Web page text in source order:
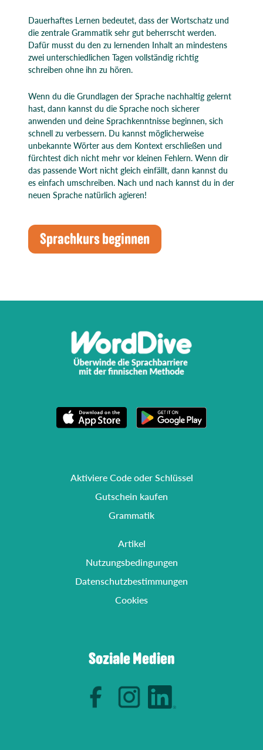
Dauerhaftes Lernen bedeutet, dass der Wortschatz und
die zentrale Grammatik sehr gut beherrscht werden.
Dafür musst du den zu lernenden Inhalt an mindestens
zwei unterschiedlichen Tagen vollständig richtig
schreiben ohne ihn zu hören.
Wenn du die Grundlagen der Sprache nachhaltig gelernt
hast, dann kannst du die Sprache noch sicherer
anwenden und deine Sprachkenntnisse beginnen, sich
schnell zu verbessern. Du kannst möglicherweise
unbekannte Wörter aus dem Kontext erschließen und
fürchtest dich nicht mehr vor kleinen Fehlern. Wenn dir
das passende Wort nicht gleich einfällt, dann kannst du
es einfach umschreiben. Nach und nach kannst du in der
neuen Sprache natürlich agieren!
Sprachkurs beginnen
Aktiviere Code oder Schlüssel
Gutschein kaufen
Grammatik
Artikel
Nutzungsbedingungen
Datenschutzbestimmungen
Cookies
Soziale Medien